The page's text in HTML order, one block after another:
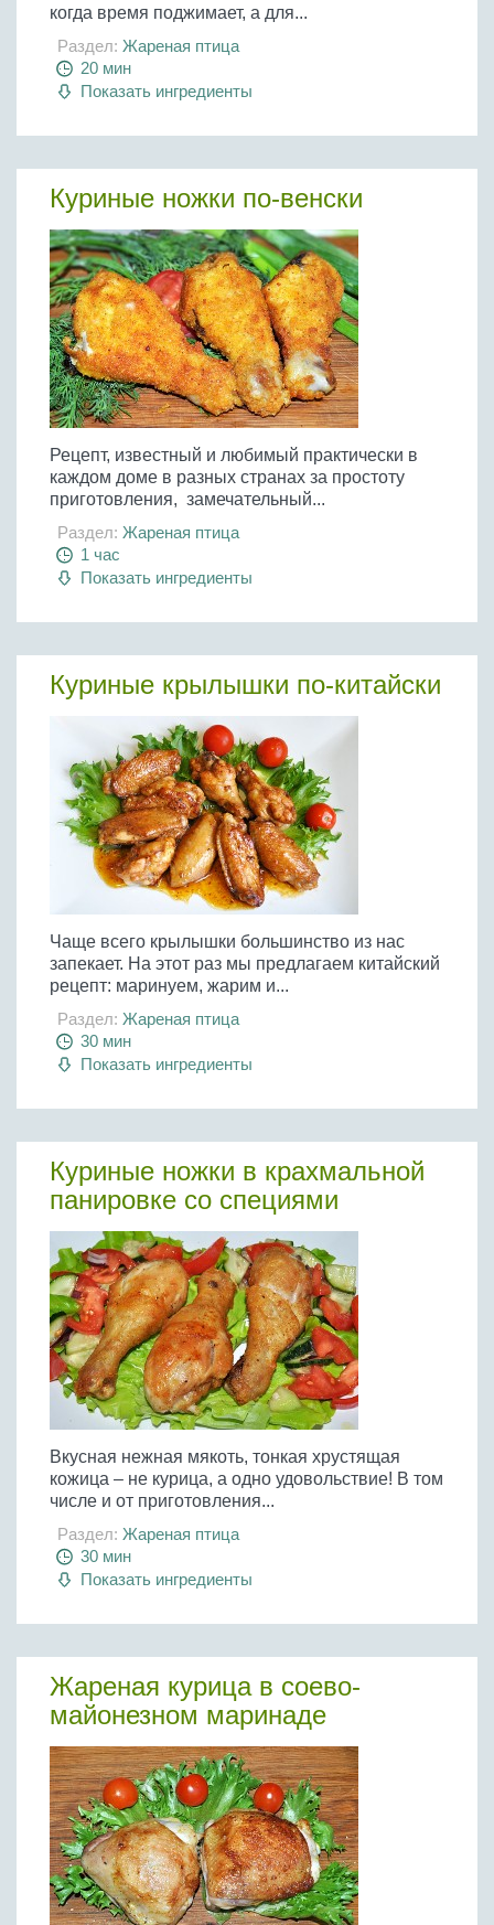
когда время поджимает, а для...
Раздел: Жареная птица
20 мин
Показать ингредиенты
Куриные ножки по-венски
Рецепт, известный и любимый практически в
каждом доме в разных странах за простоту
приготовления, замечательный...
Раздел: Жареная птица
1 час
Показать ингредиенты
Куриные крылышки по-китайски
Чаще всего крылышки большинство из нас
запекает. На этот раз мы предлагаем китайский
рецепт: маринуем, жарим и...
Раздел: Жареная птица
30 мин
Показать ингредиенты
Куриные ножки в крахмальной
панировке со специями
Вкусная нежная мякоть, тонкая хрустящая
кожица – не курица, а одно удовольствие! В том
числе и от приготовления...
Раздел: Жареная птица
30 мин
Показать ингредиенты
Жареная курица в соево-
майонезном маринаде